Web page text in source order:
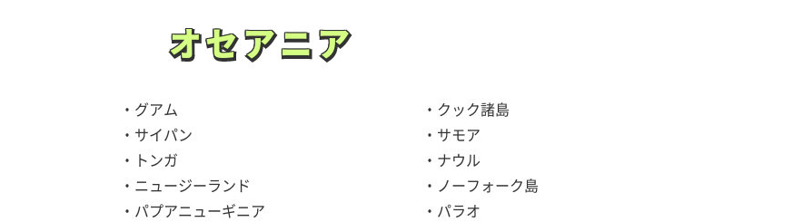
オセアニア
オセアニア
・グアム
・クック諸島
・サイパン
・サモア
・トンガ
・ナウル
・ニュージーランド
・ノーフォーク島
・パプアニューギニア
・パラオ